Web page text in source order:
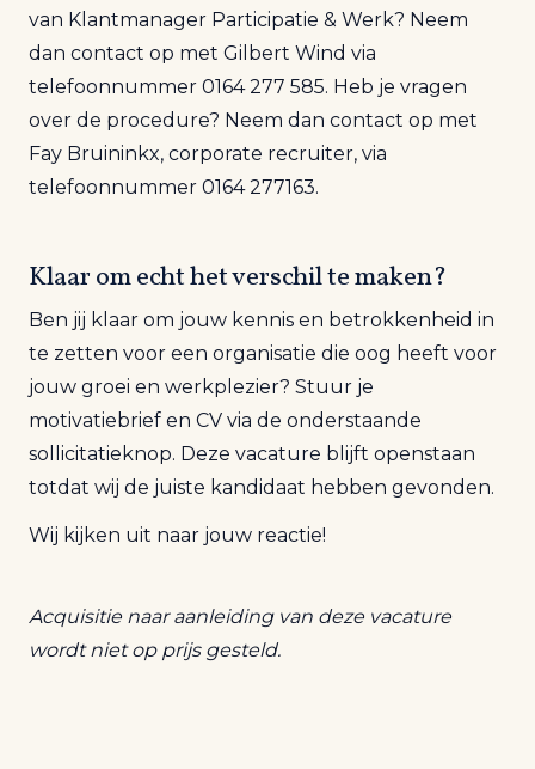
van Klantmanager Participatie & Werk? Neem
dan contact op met Gilbert Wind via
telefoonnummer 0164 277 585. Heb je vragen
over de procedure? Neem dan contact op met
Fay Bruininkx, corporate recruiter, via
telefoonnummer 0164 277163.
Klaar om echt het verschil te maken?
Ben jij klaar om jouw kennis en betrokkenheid in
te zetten voor een organisatie die oog heeft voor
jouw groei en werkplezier? Stuur je
motivatiebrief en CV via de onderstaande
sollicitatieknop. Deze vacature blijft openstaan
totdat wij de juiste kandidaat hebben gevonden.
Wij kijken uit naar jouw reactie!
Acquisitie naar aanleiding van deze vacature
wordt niet op prijs gesteld.